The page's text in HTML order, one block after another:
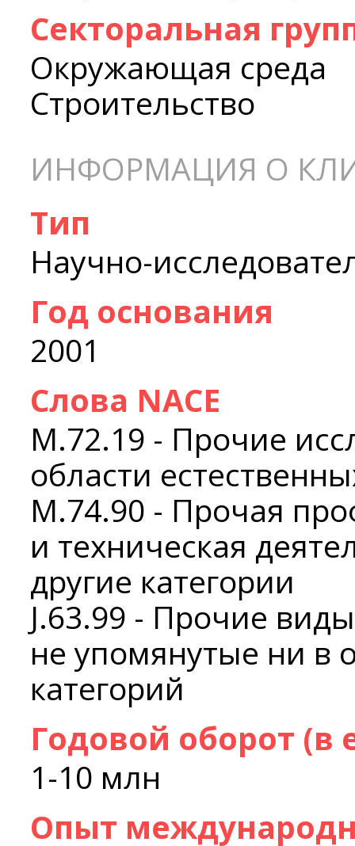
Секторальная
Окружающая среда
Строительство
ИНФОРМАЦИЯ О
Тип
Научно-
Год основания
2001
Слова NACE
M.72.19 - Прочие
области
M.74.90 - Прочая
и техническая
другие категории
J.63.99 - Прочие
не упомянутые ни в
категорий
Годовой оборот (в
1-10 млн
Опыт